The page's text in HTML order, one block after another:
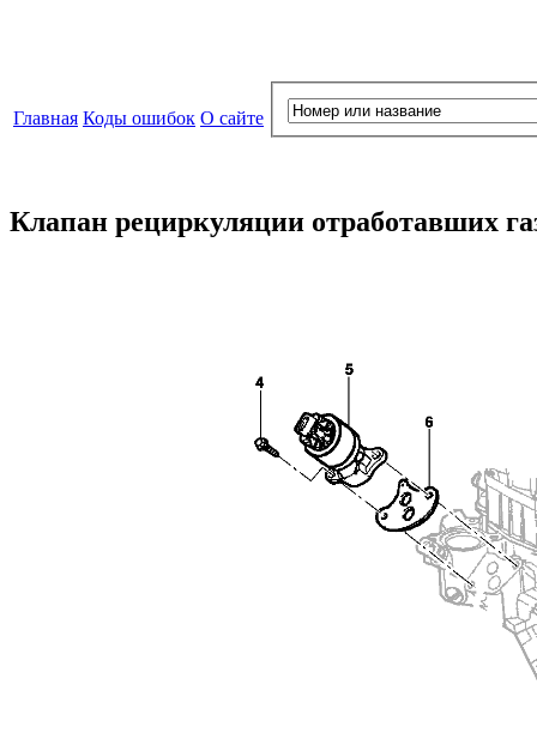
Главная Коды ошибок О сайте
Клапан рециркуляции отработавших